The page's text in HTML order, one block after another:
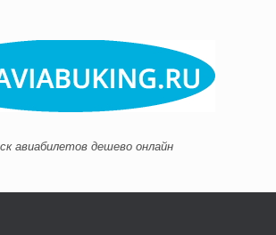
авиабилетов дешево онлайн